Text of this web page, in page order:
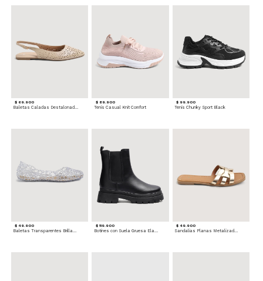
$ 69.900
Baletas Caladas Destalonadas
$ 89.900
Tenis Casual Knit Comfort
$ 99.900
Tenis Chunky Sport Black
$ 49.900 $ 119.900 $ 49.900